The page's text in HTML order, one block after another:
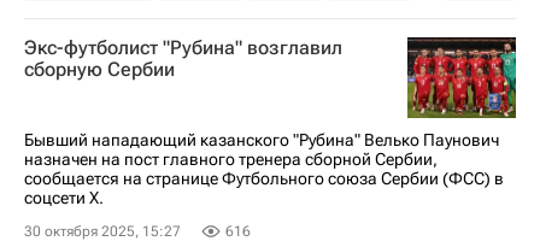
Алексей Миранчук
Лионель Месси
Луис Суарес
Атланта Юнайтед
Экс-футболист "Рубина" возглавил
сборную Сербии
Бывший нападающий казанского "Рубина" Велько Паунович
назначен на пост главного тренера сборной Сербии,
сообщается на странице Футбольного союза Сербии (ФСС) в
соцсети Х.
30 октября 2025, 15:27 616